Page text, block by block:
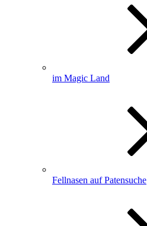
im Magic Land
Fellnasen auf Patensuche